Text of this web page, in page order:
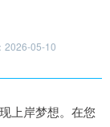
2026-05-10
上岸梦想。在您